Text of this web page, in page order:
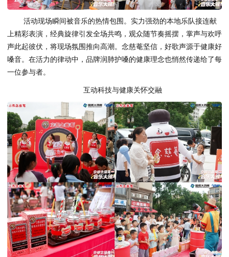
活动现场瞬间被音乐的热情包围。实力强劲的本地乐队接连献
上精彩表演，经典旋律引发全场共鸣，观众随节奏摇摆，掌声与欢呼
声此起彼伏，将现场氛围推向高潮。念慈菴坚信，好歌声源于健康好
嗓音。在活力的律动中，品牌润肺护嗓的健康理念也悄然传递给了每
一位参与者。
互动科技与健康关怀交融